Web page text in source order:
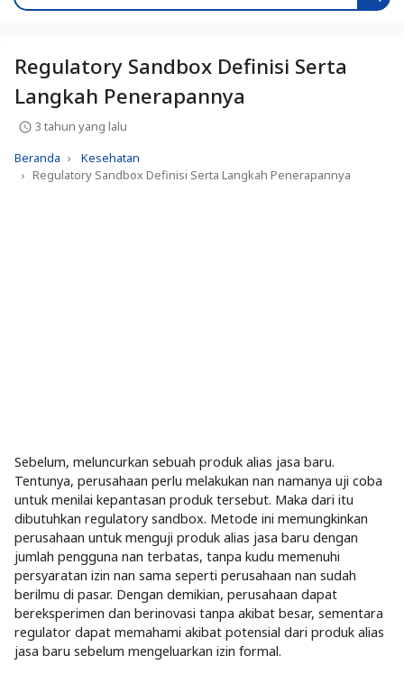
Regulatory Sandbox Definisi Serta
Langkah Penerapannya
3 tahun yang lalu
Beranda
Kesehatan
Regulatory Sandbox Definisi Serta Langkah Penerapannya
Sebelum, meluncurkan sebuah produk alias jasa baru.
Tentunya, perusahaan perlu melakukan nan namanya uji coba
untuk menilai kepantasan produk tersebut. Maka dari itu
dibutuhkan regulatory sandbox. Metode ini memungkinkan
perusahaan untuk menguji produk alias jasa baru dengan
jumlah pengguna nan terbatas, tanpa kudu memenuhi
persyaratan izin nan sama seperti perusahaan nan sudah
berilmu di pasar. Dengan demikian, perusahaan dapat
bereksperimen dan berinovasi tanpa akibat besar, sementara
regulator dapat memahami akibat potensial dari produk alias
jasa baru sebelum mengeluarkan izin formal.